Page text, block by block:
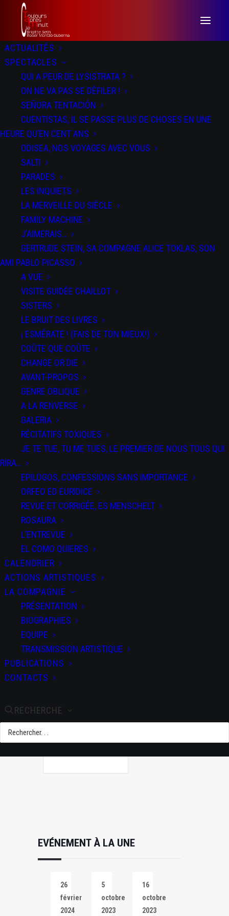
ACTUALITÉS
SPECTACLES
QUI A PEUR DE LYSISTRATA ?
ON NE VA PAS SE DÉFILER !
SEÑORA TENTACIÓN
CUENTISTAS, IL SE PASSE PLUS DE CHOSES EN UNE
HEURE QU’EN CENT ANS
ODISEA, NOS VOYAGES AVEC VOUS
SALTI
PARADES
LES INQUIETS
LA MERVEILLE DU SIÈCLE
FAMILY MACHINE
J’AIMERAIS…
GERTRUDE STEIN, SA COMPAGNE ALICE TOKLAS, SON
AMI PABLO PICASSO
A VUE
VISITE GUIDÉE CHAILLOT
SISTERS
LE BRUIT DES LIVRES
¡ ESMÉRATE ! (FAIS DE TON MIEUX!)
COÛTE QUE COÛTE
CHANGE OR DIE
AVANT-PROPOS
GENRE OBLIQUE
A LA RENVERSE
GALERIA
RÉCITATIFS TOXIQUES
JE TE TUE, TU ME TUES, LE PREMIER DE NOUS TOUS QUI
RIRA…
EPILOGOS, CONFESSIONS SANS IMPORTANCE
ORFEO ED EURIDICE
REVUE ET CORRIGÉE, ES MENSCHELT
ROSAURA
L’ENTREVUE
EL COMO QUIERES
CALENDRIER
ACTIONS ARTISTIQUES
LA COMPAGNIE
PRÉSENTATION
BIOGRAPHIES
EQUIPE
TRANSMISSION ARTISTIQUE
PUBLICATIONS
CONTACTS
RECHERCHE
Señora Tentación
DATE
03 Juin
2024
SPECTACLES
SEÑORA
Señora
Tentación
PARTAGEZ CET
ÉVÉNEMENT
EVÉNEMENT À LA UNE
26
février
2024
5
octobre
2023
16
octobre
2023